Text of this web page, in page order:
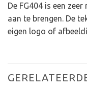
De FG404 is een
aan te brengen. De
eigen logo of